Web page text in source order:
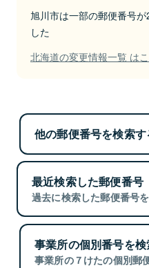
旭川市は一部の郵便番号
した
北海道の変更情報一覧 は
他の郵便番号を検索す
最近検索した郵便番号
過去に検索した郵便番号
事業所の個別番号を検
事業所の７けたの個別郵